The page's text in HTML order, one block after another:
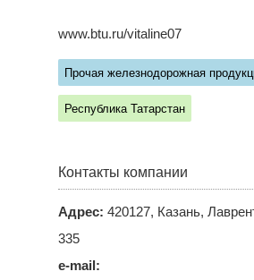
www.btu.ru/vitaline07
Прочая железнодорожная
Республика Татарстан
Контакты компании
Адрес: 420127, Казань,
335
e-mail: